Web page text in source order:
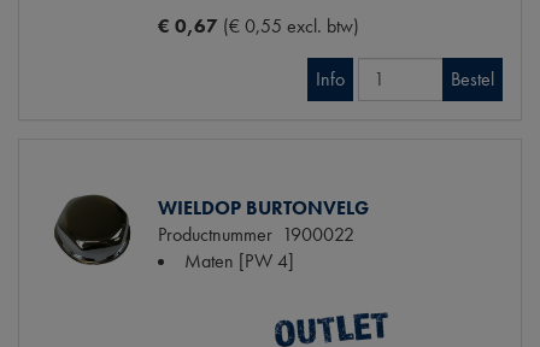
€ 0,67 (€ 0,55 excl. btw)
Info Bestel
WIELDOP BURTONVELG
Productnummer 1900022
Maten [PW 4]